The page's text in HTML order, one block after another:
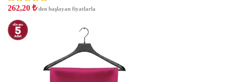
262,20 ₺'den başlayan fiyatlarla